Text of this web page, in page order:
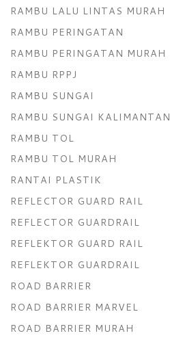
RAMBU LALU LINTAS MURAH
RAMBU PERINGATAN
RAMBU PERINGATAN MURAH
RAMBU RPPJ
RAMBU SUNGAI
RAMBU SUNGAI KALIMANTAN
RAMBU TOL
RAMBU TOL MURAH
RANTAI PLASTIK
REFLECTOR GUARD RAIL
REFLECTOR GUARDRAIL
REFLEKTOR GUARD RAIL
REFLEKTOR GUARDRAIL
ROAD BARRIER
ROAD BARRIER MARVEL
ROAD BARRIER MURAH